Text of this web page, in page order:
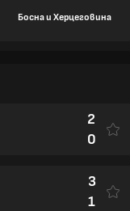
Босна и Херцеговина
2
0
3
1